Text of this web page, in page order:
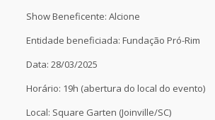
Show Beneficente: Alcione
Entidade beneficiada: Fundação Pró-Rim
Data: 28/03/2025
Horário: 19h (abertura do local do evento)
Local: Square Garten (Joinville/SC)